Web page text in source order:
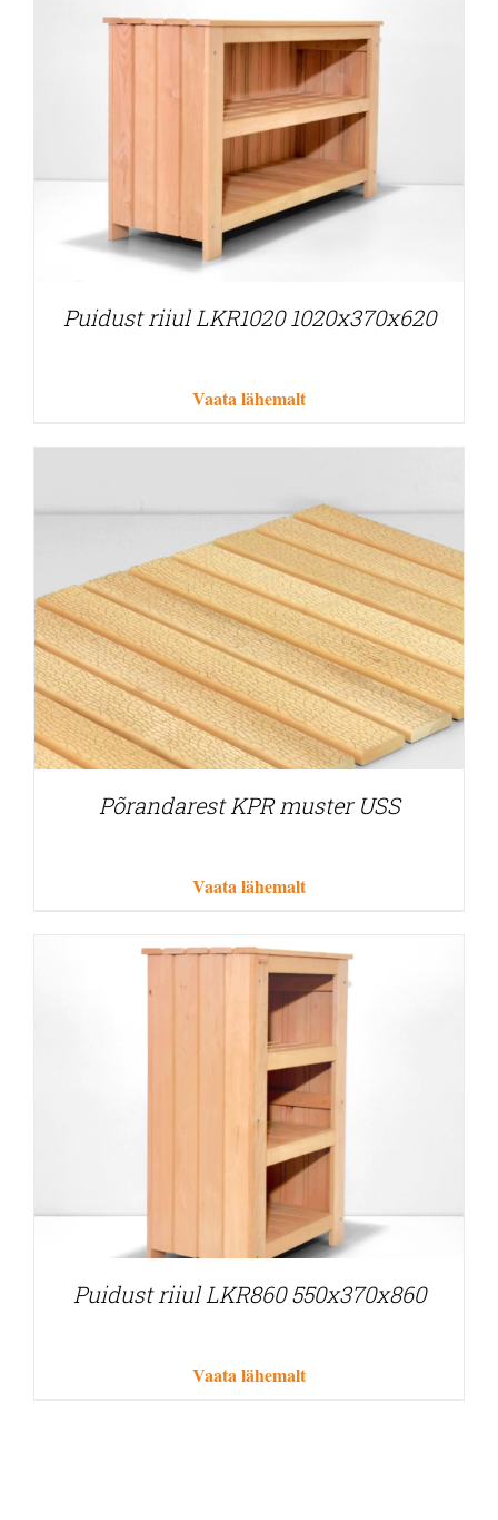
Puidust riiul LKR1020 1020x370x620
Vaata lähemalt
Põrandarest KPR muster USS
Vaata lähemalt
Puidust riiul LKR860 550x370x860
Vaata lähemalt